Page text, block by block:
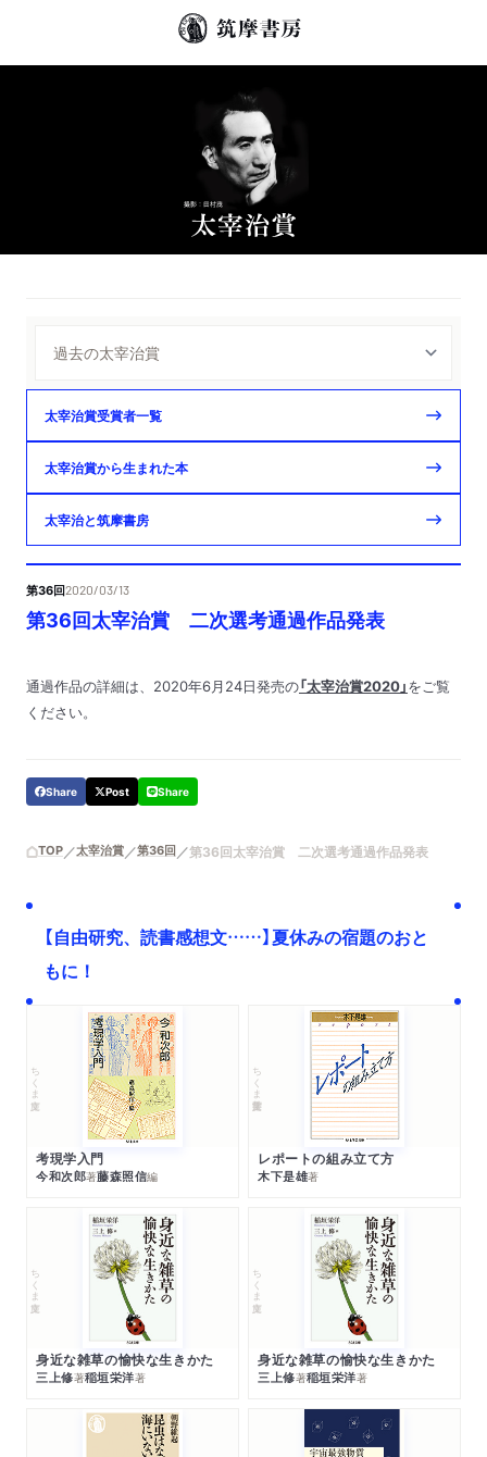
太宰治賞受賞者一覧
太宰治賞から生まれた本
太宰治と筑摩書房
第36回2020/03/13
第36回太宰治賞 二次選考通過作品発表
通過作品の詳細は、2020年6月24日発売の「太宰治賞2020」をご覧
ください。
Share Post Share
TOP 太宰治賞 第36回 第36回太宰治賞 二次選考通過作品発表
【自由研究、読書感想文……】夏休みの宿題のおと
もに！
ちくま文庫
考現学入門
今和次郎著藤森照信編
ちくま学芸文庫
レポートの組み立て方
木下是雄著
ちくま文庫
身近な雑草の愉快な生きかた
三上修著稲垣栄洋著
ちくま文庫
身近な雑草の愉快な生きかた
三上修著稲垣栄洋著